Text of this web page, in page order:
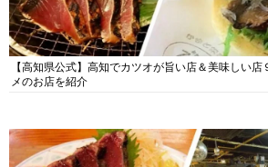
【高知県公式】高知でカツオが旨い店＆美味しい
メのお店を紹介